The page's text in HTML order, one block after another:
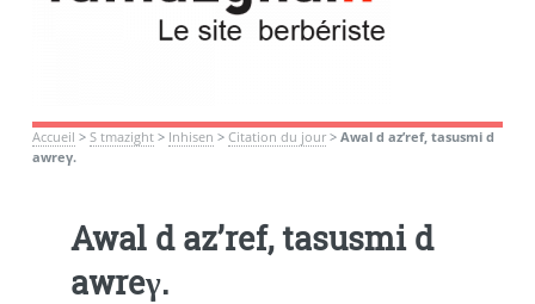
Accueil > S tmazight> Inhisen > Citation du jour> Awal d az’ref, tasusmi d
awreγ.
Awal d az’ref, tasusmi d
awreγ.